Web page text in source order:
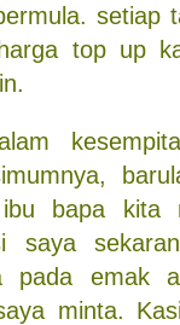
setiap
top up
ibu bapa kita
saya
pada emak
minta.